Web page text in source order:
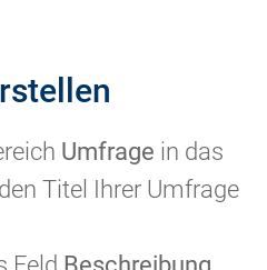
Umfrage in das
den Titel Ihrer Umfrage